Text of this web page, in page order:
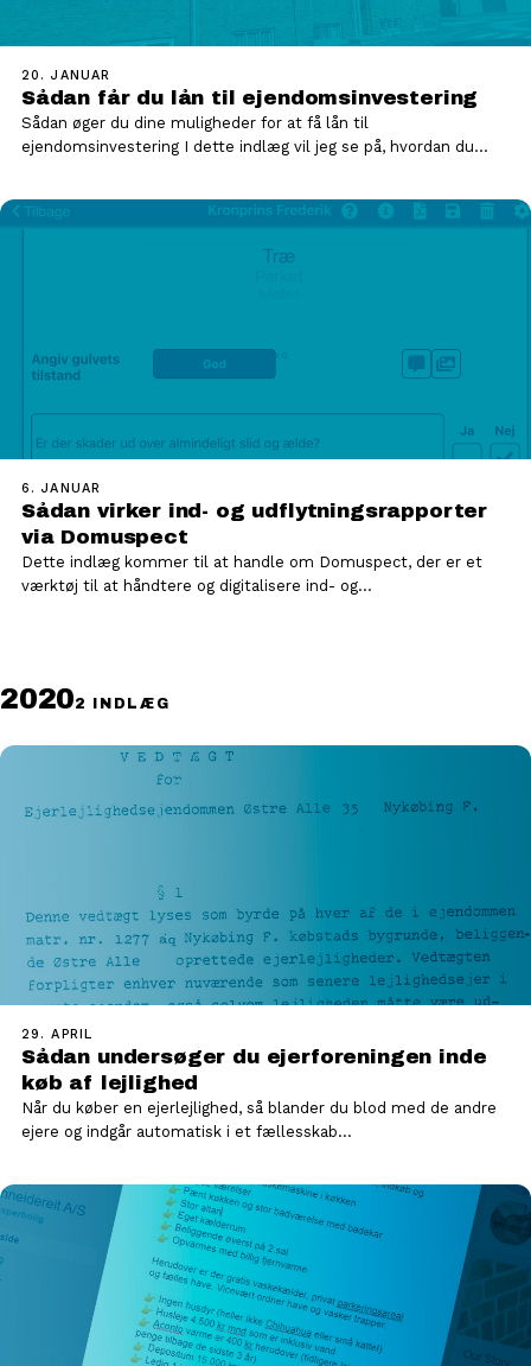
20. JANUAR
Sådan får du lån til ejendomsinvestering
Sådan øger du dine muligheder for at få lån til
ejendomsinvestering I dette indlæg vil jeg se på, hvordan du…
6. JANUAR
Sådan virker ind- og udflytningsrapporter
via Domuspect
Dette indlæg kommer til at handle om Domuspect, der er et
værktøj til at håndtere og digitalisere ind- og…
20202 INDLÆG
29. APRIL
Sådan undersøger du ejerforeningen inde
køb af lejlighed
Når du køber en ejerlejlighed, så blander du blod med de andre
ejere og indgår automatisk i et fællesskab…